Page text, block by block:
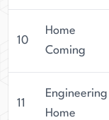
10
Home
Coming
11
Engineering
Home